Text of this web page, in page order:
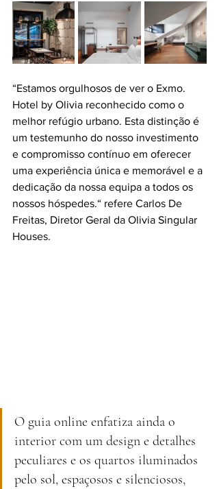
“Estamos orgulhosos de ver o Exmo.
Hotel by Olivia reconhecido como o
melhor refúgio urbano. Esta distinção é
um testemunho do nosso investimento
e compromisso contínuo em oferecer
uma experiência única e memorável e a
dedicação da nossa equipa a todos os
nossos hóspedes.“ refere Carlos De
Freitas, Diretor Geral da Olivia Singular
Houses.
O guia online enfatiza ainda o
interior com um design e detalhes
peculiares e os quartos iluminados
pelo sol, espaçosos e silenciosos,